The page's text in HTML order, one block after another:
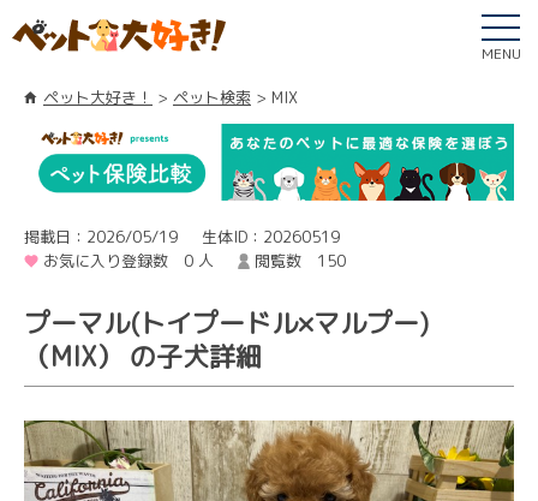
MENU
ペット大好き！ ペット検索 MIX
掲載日：2026/05/19
生体ID：20260519
お気に入り登録数 0 人
閲覧数 150
プーマル(トイプードル×マルプー)
（MIX） の子犬詳細